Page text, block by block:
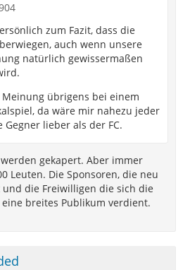
zum Fazit, dass die
auch wenn unsere
natürlich gewissermaßen
übrigens bei einem
da wäre mir nahezu jeder
lieber als der FC.
gekapert. Aber immer
Leuten. Die Sponsoren, die neu
die Freiwilligen die sich die
breites Publikum verdient.